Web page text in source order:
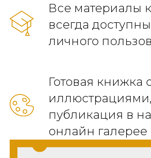
Все материалы
всегда
личного
Готовая книжка
иллюстрациями,
публикация в
онлайн галерее